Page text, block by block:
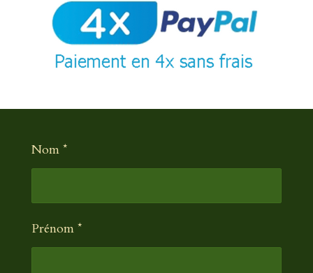
Nom *
Prénom *